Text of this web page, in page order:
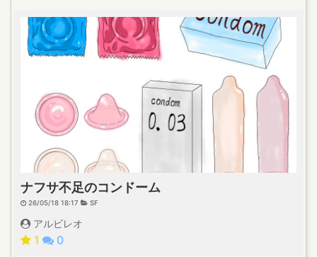
ナフサ不足のコンドーム
26/05/18 18:17 SF
アルビレオ
1 0